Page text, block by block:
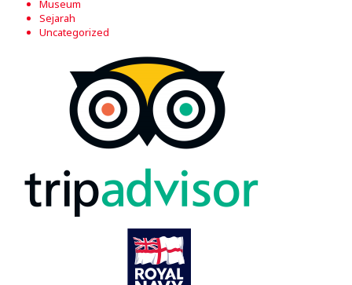
Museum
Sejarah
Uncategorized